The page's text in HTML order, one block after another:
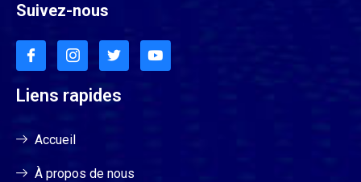
Suivez-nous
Liens rapides
Accueil
À propos de nous